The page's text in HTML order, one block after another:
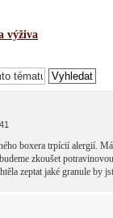
výživa
boxera trpícií alergií.
zkoušet
zeptat jaké granule by